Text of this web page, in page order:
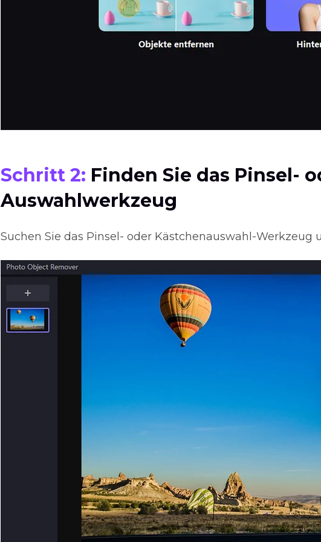
Schritt 2: Finden Sie das Pinsel-
Auswahlwerkzeug
Suchen Sie das Pinsel- oder Kästchenauswahl-Werkzeug